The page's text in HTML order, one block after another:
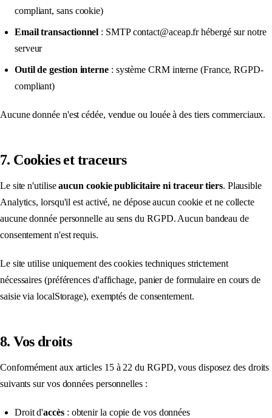
compliant, sans cookie)
Email transactionnel : SMTP contact@aceap.fr hébergé sur notre
serveur
Outil de gestion interne: système CRM interne (France, RGPD-
compliant)
Aucune donnée n'est cédée, vendue ou louée à des tiers commerciaux.
7. Cookies et traceurs
Le site n'utiliseaucun cookie publicitaire ni traceur tiers. Plausible
Analytics, lorsqu'il est activé, ne dépose aucun cookie et ne collecte
aucune donnée personnelle au sens du RGPD. Aucun bandeau de
consentement n'est requis.
Le site utilise uniquement des cookies techniques strictement
nécessaires (préférences d'affichage, panier de formulaire en cours de
saisie via localStorage), exemptés de consentement.
8. Vos droits
Conformément aux articles 15 à 22 du RGPD, vous disposez des droits
suivants sur vos données personnelles :
Droit d'accès: obtenir la copie de vos données